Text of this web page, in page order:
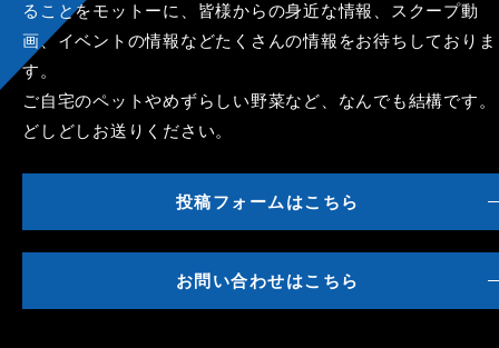
ることをモットーに、皆様からの身近な情報、スクープ動
画、イベントの情報などたくさんの情報をお待ちしておりま
す。
ご自宅のペットやめずらしい野菜など、なんでも結構です。
どしどしお送りください。
投稿フォームはこちら
お問い合わせはこちら